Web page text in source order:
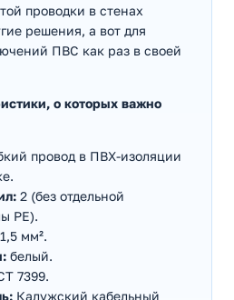
проводки в стенах
решения, а вот для
ПВС как раз в своей
о которых важно
провод в ПВХ-изоляции
2 (без отдельной
PE).
1,5 мм².
белый.
7399.
Калужский кабельный